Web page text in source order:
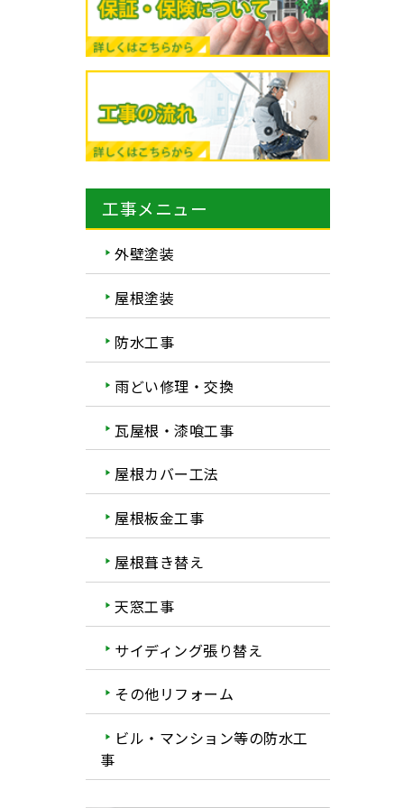
工事メニュー
外壁塗装
屋根塗装
防水工事
雨どい修理・交換
瓦屋根・漆喰工事
屋根カバー工法
屋根板金工事
屋根葺き替え
天窓工事
サイディング張り替え
その他リフォーム
ビル・マンション等の防水工
事